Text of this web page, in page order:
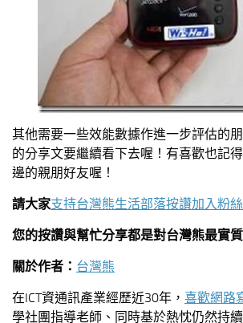
其他需要一些效能數據作進一步評估的
的分享文要繼續看下去喔！有喜歡也記
邊的親朋好友喔！
請大家支持台灣熊生活部落按讚加入粉
您的按讚與幫忙分享都是對台灣熊最實
關於作者： 台灣熊
在ICT資通訊產業經歷近30年， 喜歡網路
學社團指導老師、同時基於熱忱仍然持